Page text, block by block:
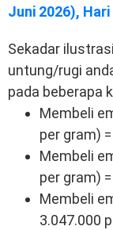
Juni 2026),
Sekadar
untung/rugi
pada beberapa
Membeli
per gram)
Membeli
per gram)
Membeli
3.047.000